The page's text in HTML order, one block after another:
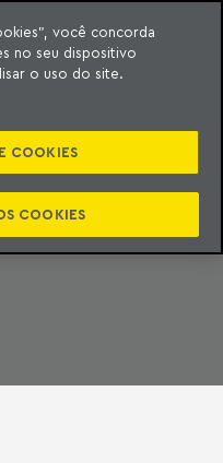
LA
você concorda
no seu dispositivo
o uso do site.
COOKIES
COOKIES